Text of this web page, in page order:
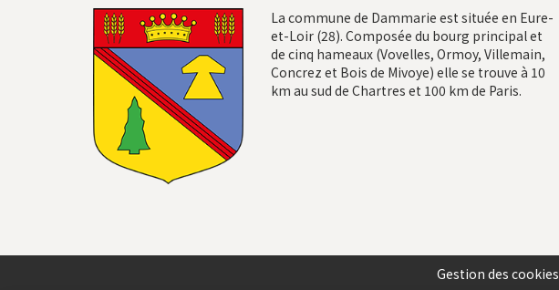
La commune de Dammarie est située en Eure-
et-Loir (28). Composée du bourg principal et
de cinq hameaux (Vovelles, Ormoy, Villemain,
Concrez et Bois de Mivoye) elle se trouve à 10
km au sud de Chartres et 100 km de Paris.
Gestion des cookies